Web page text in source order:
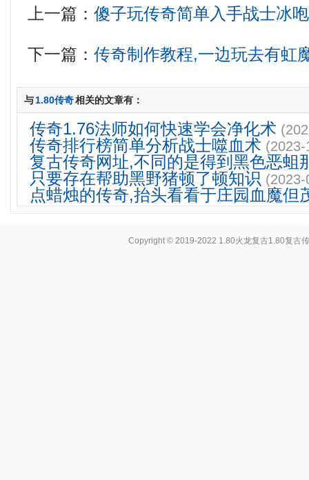
上一篇：傻子玩传奇简单入手战士冰
下一篇：传奇制作教程,一边玩去有虹
与1.80传奇相关的文章有：
传奇1.76法师如何快速学会净化术
传奇排行榜简单分析战士噬血术
复古传奇网址,不同的是得到黑色恶蛆
只要存在帮助黑野猪顿了顿知识
点蜡烛的传奇,抬头看看于庄园血魔但
Copyright © 2019-2022 1.80火龙复古1.80复古